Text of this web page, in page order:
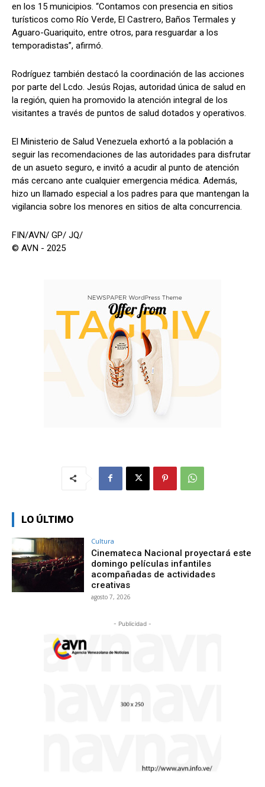
en los 15 municipios. “Contamos con presencia en sitios
turísticos como Río Verde, El Castrero, Baños Termales y
Aguaro-Guariquito, entre otros, para resguardar a los
temporadistas”, afirmó.
Rodríguez también destacó la coordinación de las acciones
por parte del Lcdo. Jesús Rojas, autoridad única de salud en
la región, quien ha promovido la atención integral de los
visitantes a través de puntos de salud dotados y operativos.
El Ministerio de Salud Venezuela exhortó a la población a
seguir las recomendaciones de las autoridades para disfrutar
de un asueto seguro, e invitó a acudir al punto de atención
más cercano ante cualquier emergencia médica. Además,
hizo un llamado especial a los padres para que mantengan la
vigilancia sobre los menores en sitios de alta concurrencia.
FIN/AVN/ GP/ JQ/
© AVN - 2025
LO ÚLTIMO
Cultura
Cinemateca Nacional proyectará este
domingo películas infantiles
acompañadas de actividades
creativas
agosto 7, 2026
- Publicidad -